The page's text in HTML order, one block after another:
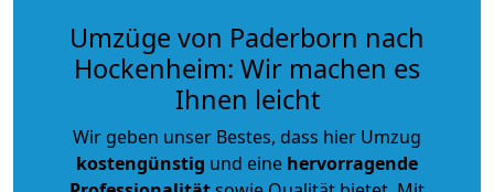
Umzüge von Paderborn nach
Hockenheim: Wir machen es
Ihnen leicht
Wir geben unser Bestes, dass hier Umzug
kostengünstig und eine hervorragende